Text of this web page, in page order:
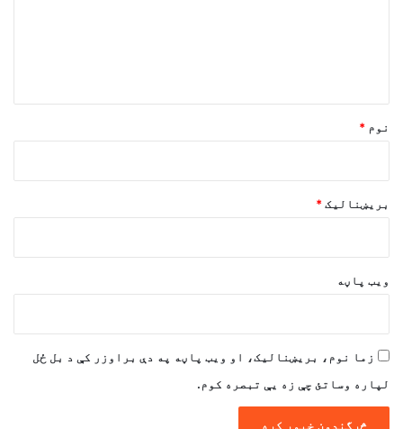
نوم *
بریښنالیک *
ویب پاڼه
زما نوم، بریښنالیک، او ویب پاڼه په دې براوزر کې د بل ځل
لپاره وساتئ چې زه یې تبصره کوم.